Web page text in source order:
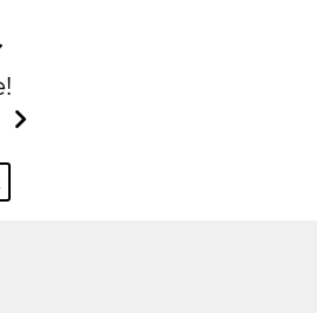
az iPhone! :D